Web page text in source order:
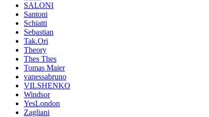
SALONI
Santoni
Schiatti
Sebastian
Tak.Ori
Theory
Thes Thes
Tomas Maier
vanessabruno
VILSHENKO
Windsor
YesLondon
Zagliani